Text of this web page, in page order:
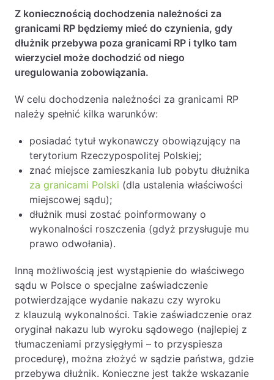
Baza wiedzy
Ochrona majątku i planowanie podatkowe
Doradztwo sukcesyjne
Ochrona majątku
Planowanie podatkowe
Restrukturyzacje
Spółki zagraniczne – wsparcie
przedsiębiorców poza granicami RP
Obsługa korporacyjna
Bieżące doradztwo prawne
Bieżące doradztwo prawne dla spółek z
branży IT
Doradztwo podatkowe
Likwidacje i upadłości spółek
Modelowanie i optymalizacja działalności IT
Przekształcenia spółek
Przygotowywanie umów w obrocie
międzynarodowym
Z koniecznością dochodzenia należności za
granicami RP będziemy mieć do czynienia, gdy
dłużnik przebywa poza granicami RP i tylko tam
wierzyciel może dochodzić od niego
uregulowania zobowiązania.
W celu dochodzenia należności za granicami RP
należy spełnić kilka warunków:
posiadać tytuł wykonawczy obowiązujący na
terytorium Rzeczypospolitej Polskiej;
znać miejsce zamieszkania lub pobytu dłużnika
za granicami Polski (dla ustalenia właściwości
miejscowej sądu);
dłużnik musi zostać poinformowany o
wykonalności roszczenia (gdyż przysługuje mu
prawo odwołania).
Inną możliwością jest wystąpienie do właściwego
sądu w Polsce o specjalne zaświadczenie
potwierdzające wydanie nakazu czy wyroku
z klauzulą wykonalności. Takie zaświadczenie oraz
oryginał nakazu lub wyroku sądowego (najlepiej z
tłumaczeniami przysięgłymi – to przyspiesza
procedurę), można złożyć w sądzie państwa, gdzie
przebywa dłużnik. Konieczne jest także wskazanie